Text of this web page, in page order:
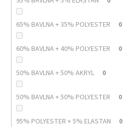
65% BAVLNA + 35% POLYESTER 0
60% BAVLNA + 40% POLYESTER 0
50% BAVLNA + 50% AKRYL 0
50% BAVLNA + 50% POLYESTER 0
95% POLYESTER + 5% ELASTAN 0